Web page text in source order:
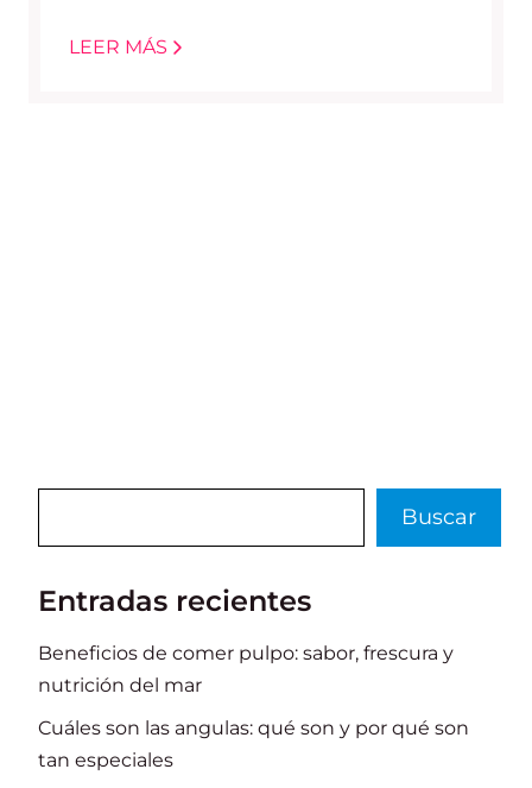
LEER MÁS
Buscar
Entradas recientes
Beneficios de comer pulpo: sabor, frescura y
nutrición del mar
Cuáles son las angulas: qué son y por qué son
tan especiales